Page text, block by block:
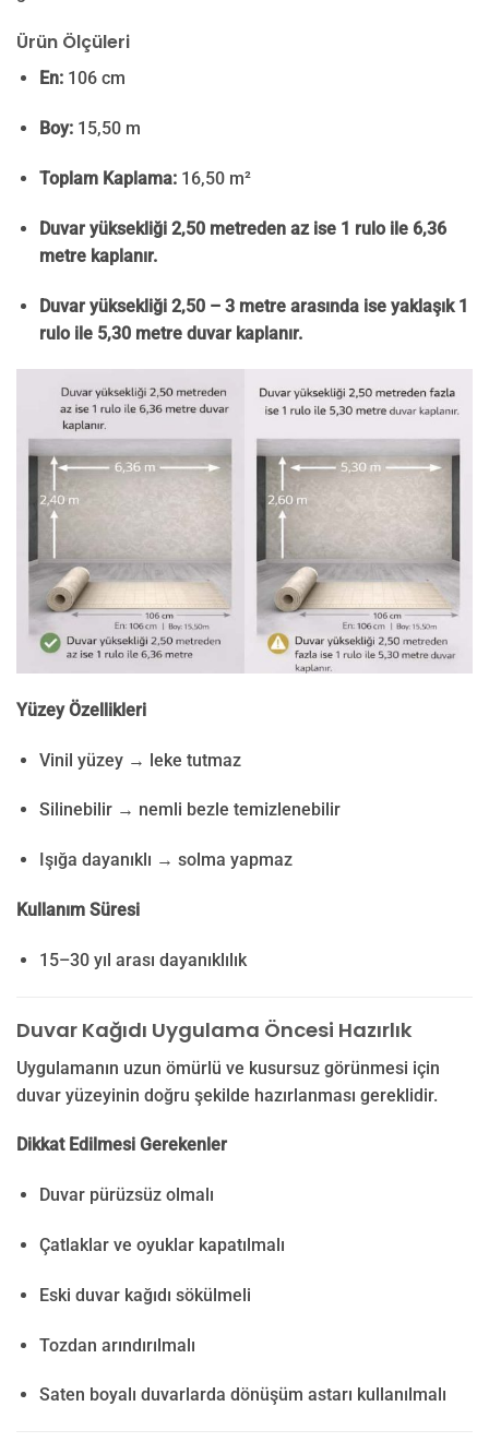
Ürün Ölçüleri
En:106 cm
Boy:15,50 m
Toplam Kaplama:16,50 m²
Duvar yüksekliği 2,50 metreden az ise 1 rulo ile 6,36
metre kaplanır.
Duvar yüksekliği 2,50 – 3 metre arasında ise yaklaşık 1
rulo ile 5,30 metre duvar kaplanır.
Yüzey Özellikleri
Vinil yüzey → leke tutmaz
Silinebilir → nemli bezle temizlenebilir
Işığa dayanıklı → solma yapmaz
Kullanım Süresi
15–30 yıl arası dayanıklılık
Duvar Kağıdı Uygulama Öncesi Hazırlık
Uygulamanın uzun ömürlü ve kusursuz görünmesi için
duvar yüzeyinin doğru şekilde hazırlanması gereklidir.
Dikkat Edilmesi Gerekenler
Duvar pürüzsüz olmalı
Çatlaklar ve oyuklar kapatılmalı
Eski duvar kağıdı sökülmeli
Tozdan arındırılmalı
Saten boyalı duvarlarda dönüşüm astarı kullanılmalı